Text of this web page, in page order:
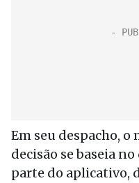
Em seu despacho,
decisão se baseia
parte do aplicativo,